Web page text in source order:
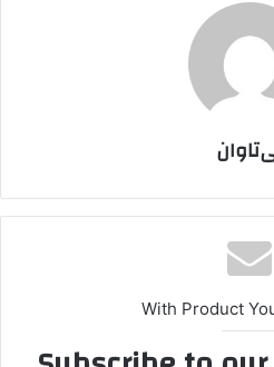
With Product